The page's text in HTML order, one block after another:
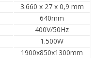
3.660 x 27 x 0,9 mm
640mm
400V/50Hz
1.500W
1900x850x1300mm